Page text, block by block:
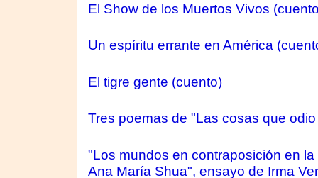
El Show de los Muertos Vivos
Un espíritu errante en América
El tigre gente (cuento)
Tres poemas de "Las cosas que
"Los mundos en contraposición en
Ana María Shua", ensayo de Irma